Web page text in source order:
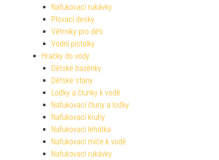
Nafukovací rukávky
Plovací desky
Větrníky pro děti
Vodní pistolky
Hračky do vody
Dětské bazénky
Dětské stany
Loďky a člunky k vodě
Nafukovací čluny a loďky
Nafukovací kruhy
Nafukovací lehátka
Nafukovací míče k vodě
Nafukovací rukávky